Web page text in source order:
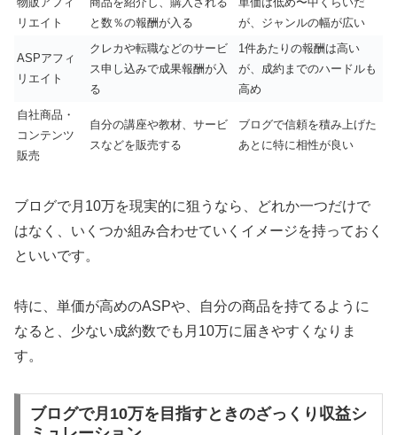
リエイト
と数％の報酬が入る
が、ジャンルの幅が広い
ASPアフィ
リエイト
クレカや転職などのサービ
ス申し込みで成果報酬が入
る
1件あたりの報酬は高い
が、成約までのハードルも
高め
自社商品・
コンテンツ
販売
自分の講座や教材、サービ
スなどを販売する
ブログで信頼を積み上げた
あとに特に相性が良い
ブログで月10万を現実的に狙うなら、どれか一つだけで
はなく、いくつか組み合わせていくイメージを持っておく
といいです。
特に、単価が高めのASPや、自分の商品を持てるように
なると、少ない成約数でも月10万に届きやすくなりま
す。
ブログで月10万を目指すときのざっくり収益シ